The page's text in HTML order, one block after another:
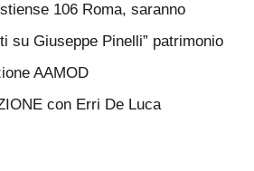
106 Roma, saranno
su Giuseppe Pinelli” patrimonio
AAMOD
con Erri De Luca